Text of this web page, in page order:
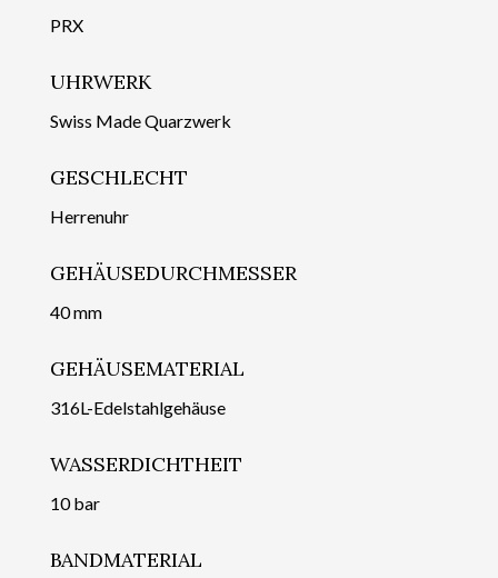
PRX
UHRWERK
Swiss Made Quarzwerk
GESCHLECHT
Herrenuhr
GEHÄUSEDURCHMESSER
40 mm
GEHÄUSEMATERIAL
316L-Edelstahlgehäuse
WASSERDICHTHEIT
10 bar
BANDMATERIAL